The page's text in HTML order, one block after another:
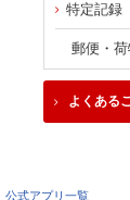
特定記録
郵便・
よくある
公式アプリ一覧